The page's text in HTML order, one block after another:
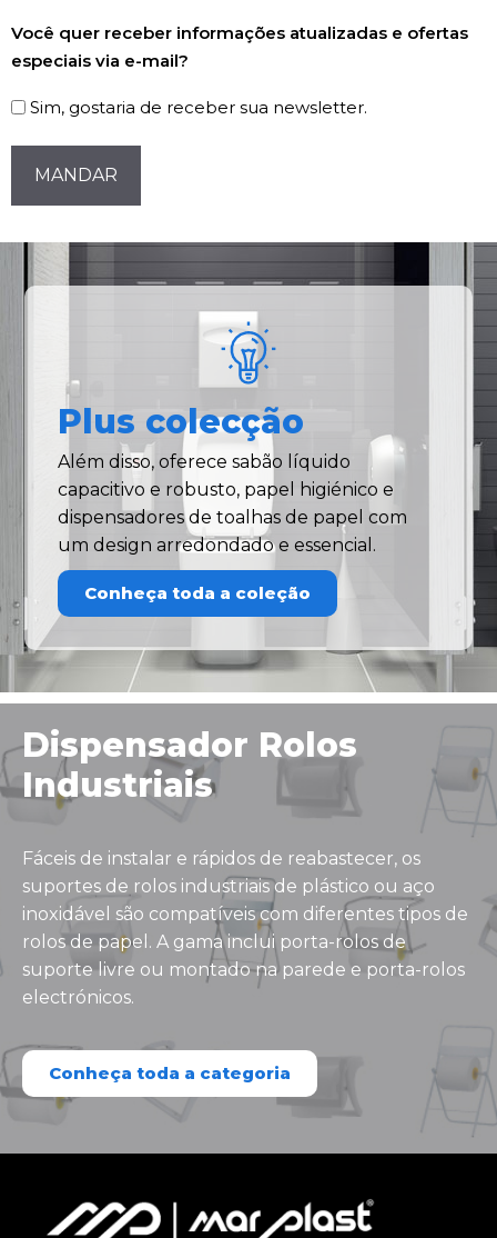
de
Newsletter
Você quer receber informações atualizadas e ofertas
especiais via e-mail?
Sim, gostaria de receber sua newsletter.
CAPTCHA
Plus colecção
Além disso, oferece sabão líquido
capacitivo e robusto, papel higiénico e
dispensadores de toalhas de papel com
um design arredondado e essencial.
Conheça toda a coleção
Dispensador Rolos
Industriais
Fáceis de instalar e rápidos de reabastecer, os
suportes de rolos industriais de plástico ou aço
inoxidável são compatíveis com diferentes tipos de
rolos de papel. A gama inclui porta-rolos de
suporte livre ou montado na parede e porta-rolos
electrónicos.
Conheça toda a categoria